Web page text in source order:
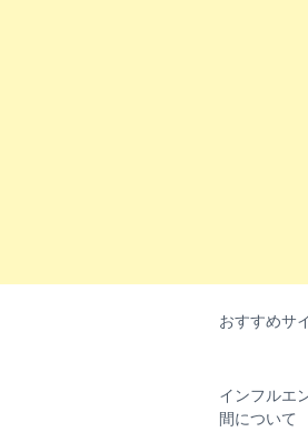
おすすめサ
インフルエ
間について